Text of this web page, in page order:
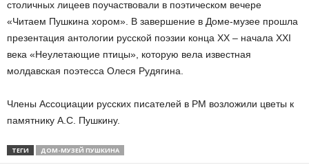
столичных лицеев поучаствовали в поэтическом вечере
«Читаем Пушкина хором». В завершение в Доме-музее прошла
презентация антологии русской поэзии конца XX – начала XXI
века «Неулетающие птицы», которую вела известная
молдавская поэтесса Олеся Рудягина.
Члены Ассоциации русских писателей в РМ возложили цветы к
памятнику А.С. Пушкину.
ТЕГИ ДОМ-МУЗЕЙ ПУШКИНА